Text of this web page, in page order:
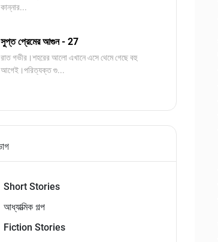
কান্নার...
সুপ্ত প্রেমের আগুন - 27
রাত গভীর।শহরের আলো এখানে এসে থেমে গেছে বহু
আগেই।পরিত্যক্ত গু...
Short Stories
আধ্যাত্মিক গল্প
Fiction Stories